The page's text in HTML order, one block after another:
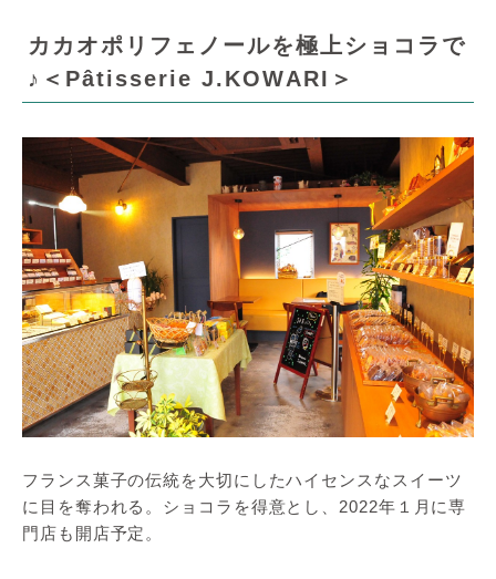
カカオポリフェノールを極上ショコラで
♪＜Pâtisserie J.KOWARI＞
フランス菓子の伝統を大切にしたハイセンスなスイーツ
に目を奪われる。ショコラを得意とし、2022年１月に専
門店も開店予定。